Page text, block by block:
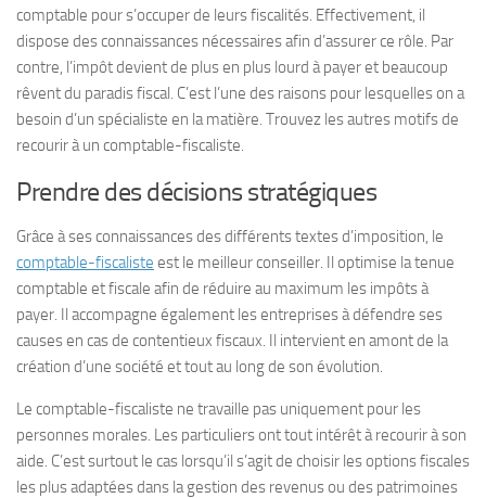
comptable pour s’occuper de leurs fiscalités. Effectivement, il
dispose des connaissances nécessaires afin d’assurer ce rôle. Par
contre, l’impôt devient de plus en plus lourd à payer et beaucoup
rêvent du paradis fiscal. C’est l’une des raisons pour lesquelles on a
besoin d’un spécialiste en la matière. Trouvez les autres motifs de
recourir à un comptable-fiscaliste.
Prendre des décisions stratégiques
Grâce à ses connaissances des différents textes d’imposition, le
comptable-fiscaliste est le meilleur conseiller. Il optimise la tenue
comptable et fiscale afin de réduire au maximum les impôts à
payer. Il accompagne également les entreprises à défendre ses
causes en cas de contentieux fiscaux. Il intervient en amont de la
création d’une société et tout au long de son évolution.
Le comptable-fiscaliste ne travaille pas uniquement pour les
personnes morales. Les particuliers ont tout intérêt à recourir à son
aide. C’est surtout le cas lorsqu’il s’agit de choisir les options fiscales
les plus adaptées dans la gestion des revenus ou des patrimoines